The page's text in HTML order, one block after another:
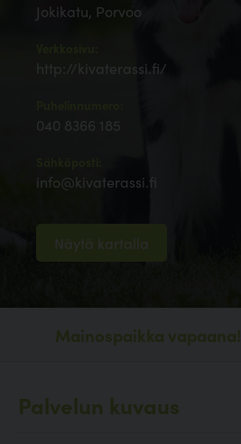
Jokikatu, Porvoo
http://kivaterassi.fi/
040 8366 185
info@kivaterassi.fi
Näytä kartalla
Mainospaikka vapaana!
Palvelun kuvaus